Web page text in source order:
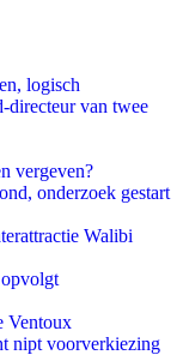
logisch
directeur van twee
vergeven?
onderzoek gestart
Walibi
Ventoux
nipt voorverkiezing